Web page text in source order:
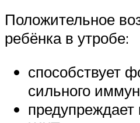
Положительное
ребёнка в утробе:
способствует
сильного